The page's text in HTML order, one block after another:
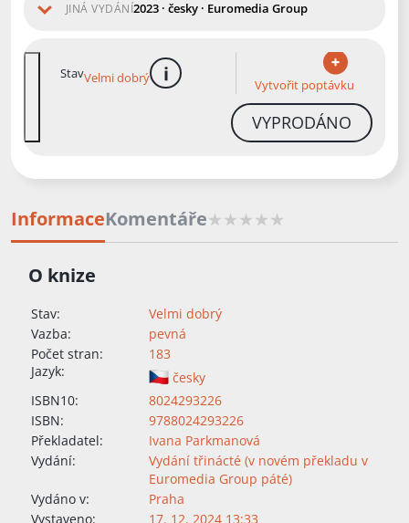
JINÁ VYDÁNÍ2023 · česky · Euromedia Group
StavVelmi dobrý více informací Vytvořit poptávku
VYPRODÁNO
InformaceKomentáře
O knize
Stav:
Velmi dobrý
Vazba:
pevná
Počet stran:
183
Jazyk:
česky
ISBN10:
8024293226
ISBN:
9788024293226
Překladatel:
Ivana Parkmanová
Vydání:
Vydání třinácté (v novém překladu v
Euromedia Group páté)
Vydáno v:
Praha
Vystaveno:
17. 12. 2024 13:33